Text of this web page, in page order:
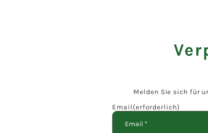
Melden Sie sich für
Email(erforderlich)